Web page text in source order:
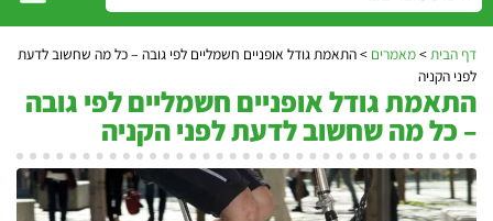
דף הבית >מאמרים >התאמת גודל אופניים חשמליים לפי גובה – כל מה שחשוב לדעת
לפני הקניה
התאמת גודל אופניים חשמליים לפי גובה
– כל מה שחשוב לדעת לפני הקניה